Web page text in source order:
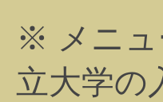
※ メニュ
立大学の